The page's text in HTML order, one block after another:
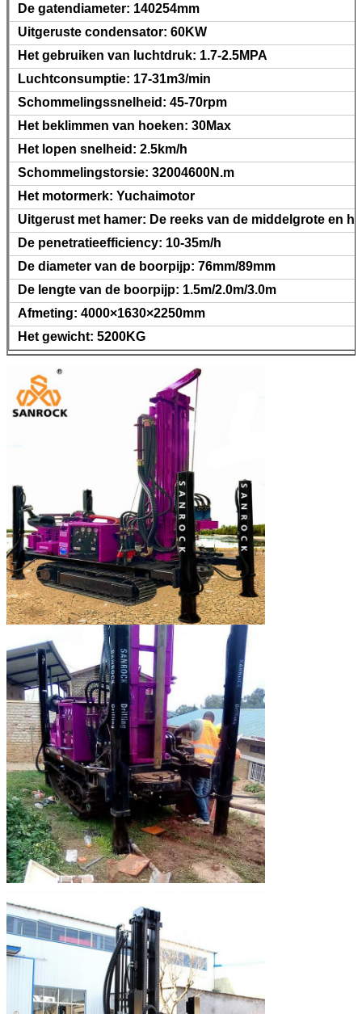
De gatendiameter: 140254mm
Uitgeruste condensator: 60KW
Het gebruiken van luchtdruk: 1.7-2.5MPA
Luchtconsumptie: 17-31m3/min
Schommelingssnelheid: 45-70rpm
Het beklimmen van hoeken: 30Max
Het lopen snelheid: 2.5km/h
Schommelingstorsie: 32004600N.m
Het motormerk: Yuchaimotor
Uitgerust met hamer: De reeks van de middelgrote en
De penetratieefficiency: 10-35m/h
De diameter van de boorpijp: 76mm/89mm
De lengte van de boorpijp: 1.5m/2.0m/3.0m
Afmeting: 4000×1630×2250mm
Het gewicht: 5200KG